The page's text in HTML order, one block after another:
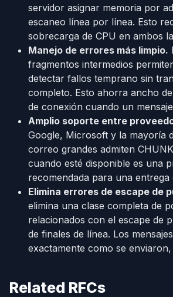
servidor asignar memoria por
escaneo línea por línea. Esto
sobrecarga de CPU en ambos
Manejo de errores más limpio.
fragmentos intermedios
detectar fallos temprano sin
completo. Esto ahorra ancho
de conexión cuando un
Amplio soporte entre
Google, Microsoft y la mayoría
correo grandes admiten
cuando esté disponible es una
recomendada para una entrega
Elimina errores de escape de
elimina una clase completa de
relacionados con el escape de
de finales de línea. Los
exactamente como se
Related RFCs